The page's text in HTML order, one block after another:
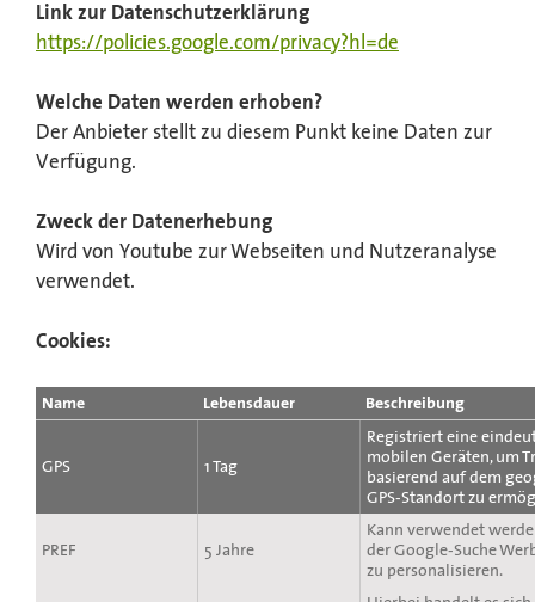
Link zur Datenschutzerklärung
https://policies.google.com/privacy?hl=de
Welche Daten werden erhoben?
Der Anbieter stellt zu diesem Punkt keine Daten zur
Verfügung.
Zweck der Datenerhebung
Wird von Youtube zur Webseiten und Nutzeranalyse
verwendet.
Cookies:
Name Lebensdauer Beschreibung
GPS 1 Tag
Registriert eine
mobilen Geräten, um
basierend auf dem
GPS-Standort zu
PREF 5 Jahre
Kann verwendet
der Google-Suche
zu personalisieren.